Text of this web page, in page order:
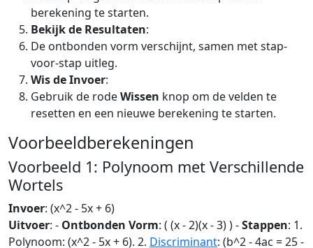
berekening te starten.
Bekijk de Resultaten:
De ontbonden vorm verschijnt, samen met stap-
voor-stap uitleg.
Wis de Invoer:
Gebruik de rodeWissen knop om de velden te
resetten en een nieuwe berekening te starten.
Voorbeeldberekeningen
Voorbeeld 1: Polynoom met Verschillende
Wortels
Invoer: (x^2 - 5x + 6)
Uitvoer: - Ontbonden Vorm: ( (x - 2)(x - 3) ) -Stappen: 1.
Polynoom: (x^2 - 5x + 6). 2. Discriminant: (b^2 - 4ac = 25 -